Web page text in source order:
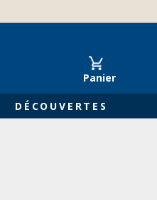
Panier
DÉCOUVERTES